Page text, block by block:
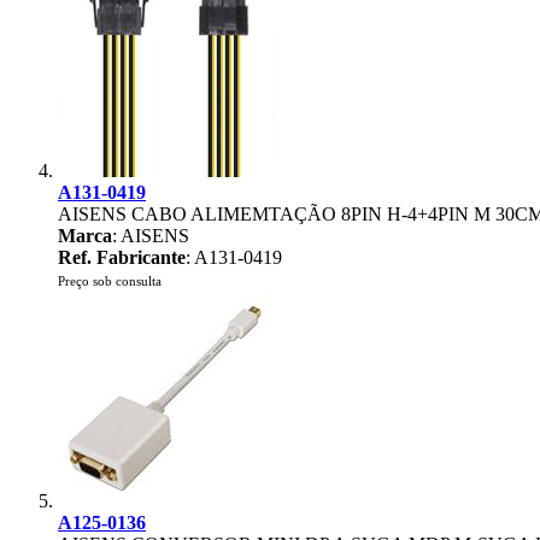
A131-0419
AISENS CABO ALIMEMTAÇÃO 8PIN H-4+4PIN M
Marca: AISENS
Ref. Fabricante: A131-0419
Preço sob consulta
A125-0136